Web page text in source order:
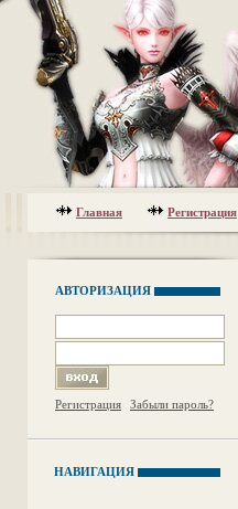
Главная Регистрация
АВТОРИЗАЦИЯ
Регистрация Забыли пароль?
НАВИГАЦИЯ